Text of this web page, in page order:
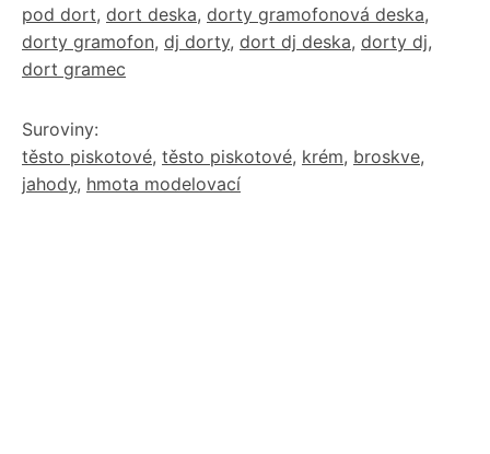
pod dort, dort deska, dorty gramofonová deska,
dorty gramofon, dj dorty, dort dj deska, dorty dj,
dort gramec
Suroviny:
těsto piskotové, těsto piskotové, krém, broskve,
jahody, hmota modelovací